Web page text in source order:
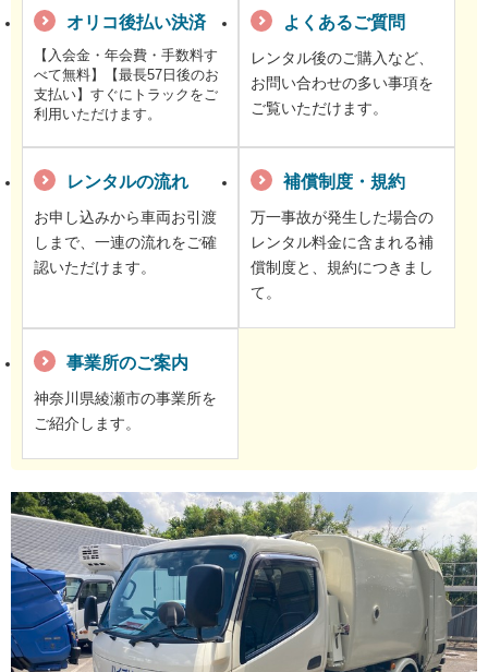
オリコ後払い決済
【入会金・年会費・手数料す
べて無料】【最長57日後のお
支払い】すぐにトラックをご
利用いただけます。
よくあるご質問
レンタル後のご購入など、
お問い合わせの多い事項を
ご覧いただけます。
レンタルの流れ
お申し込みから車両お引渡
しまで、一連の流れをご確
認いただけます。
補償制度・規約
万一事故が発生した場合の
レンタル料金に含まれる補
償制度と、規約につきまし
て。
事業所のご案内
神奈川県綾瀬市の事業所を
ご紹介します。